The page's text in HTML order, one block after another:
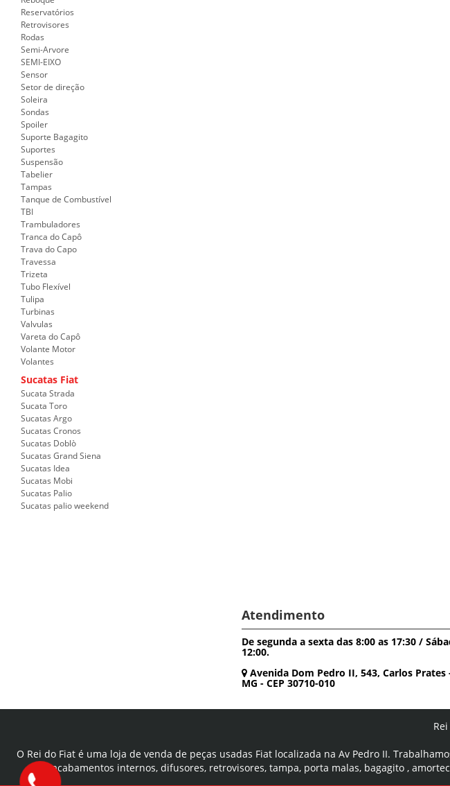
Reservatórios
Retrovisores
Rodas
Semi-Arvore
SEMI-EIXO
Sensor
Setor de direção
Soleira
Sondas
Spoiler
Suporte Bagagito
Suportes
Suspensão
Tabelier
Tampas
Tanque de Combustível
TBI
Trambuladores
Tranca do Capô
Trava do Capo
Travessa
Trizeta
Tubo Flexível
Tulipa
Turbinas
Valvulas
Vareta do Capô
Volante Motor
Volantes
Sucatas Fiat
Sucata Strada
Sucata Toro
Sucatas Argo
Sucatas Cronos
Sucatas Doblò
Sucatas Grand Siena
Sucatas Idea
Sucatas Mobi
Sucatas Palio
Sucatas palio weekend
Atendimento
De segunda a sexta das 8:00 as 17:30 /
12:00.
Avenida Dom Pedro II, 543, Carlos Prates
MG - CEP 30710-010
O Rei do Fiat é uma loja de venda de peças usadas Fiat localizada na Av Pedro II.
acabamentos internos, difusores, retrovisores, tampa, porta malas, bagagito ,